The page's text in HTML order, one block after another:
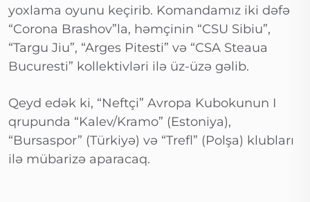
yoxlama oyunu keçirib. Komandamız iki dəfə
“Corona Brashov”la, həmçinin “CSU Sibiu”,
“Targu Jiu”, “Arges Pitesti” və “CSA Steaua
Bucuresti” kollektivləri ilə üz-üzə gəlib.
Qeyd edək ki, “Neftçi” Avropa Kubokunun I
qrupunda “Kalev/Kramo” (Estoniya),
“Bursaspor” (Türkiyə) və “Trefl” (Polşa) klubları
ilə mübarizə aparacaq.